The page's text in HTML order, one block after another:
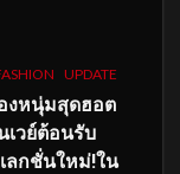
UPDATE
องหนุ่มสุดฮอต
เวย์ต้อนรับ
ลกชั่นใหม่!ใน